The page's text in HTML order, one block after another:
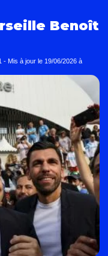
Benoît
- Mis à jour le 19/06/2026 à